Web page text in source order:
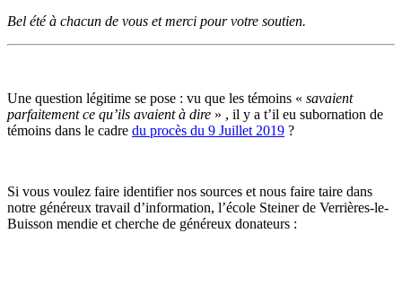
Bel été à chacun de vous et merci pour votre soutien.
Une question légitime se pose : vu que les témoins « savaient
parfaitement ce qu’ils avaient à dire » , il y a t’il eu subornation de
témoins dans le cadre du procès du 9 Juillet 2019 ?
Si vous voulez faire identifier nos sources et nous faire taire dans
notre généreux travail d’information, l’école Steiner de Verrières-le-
Buisson mendie et cherche de généreux donateurs :